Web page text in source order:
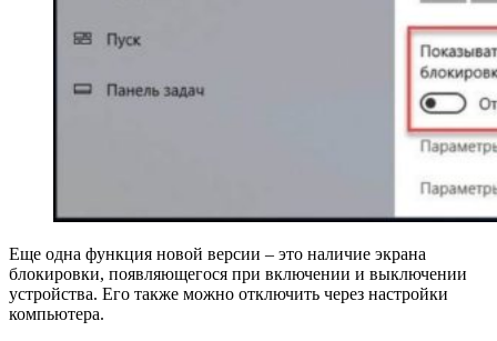
Еще одна функция новой версии – это наличие экрана
блокировки, появляющегося при включении и выключении
устройства. Его также можно отключить через настройки
компьютера.